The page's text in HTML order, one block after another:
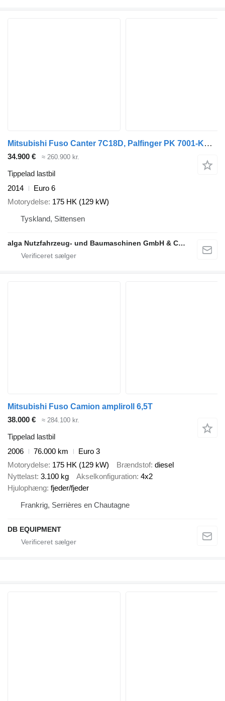
Mitsubishi Fuso Canter 7C18D, Palfinger PK 7001-KA, DOKA
34.900 € ≈ 260.900 kr.
Tippelad lastbil
2014
Euro 6
Motorydelse 175 HK (129 kW)
Tyskland, Sittensen
alga Nutzfahrzeug- und Baumaschinen GmbH & Co. KG
Mitsubishi Fuso Camion ampliroll 6,5T
38.000 €
≈ 284.100 kr.
Tippelad lastbil
2006
76.000 km
Euro 3
Motorydelse 175 HK (129 kW) Brændstof diesel
Nyttelast 3.100 kg Akselkonfiguration 4x2
Hjulophæng fjeder/fjeder
Frankrig, Serrières en Chautagne
DB EQUIPMENT